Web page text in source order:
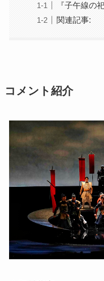
『子午線の
関連記事:
コメント紹介